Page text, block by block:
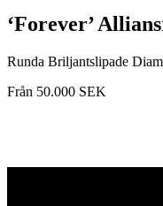
‘Forever’
Runda Briljantslipade
Från 50.000 SEK